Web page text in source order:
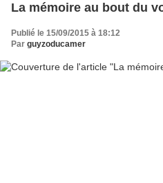
La mémoire au bout du
Publié le 15/09/2015 à 18:12
Par guyzoducamer